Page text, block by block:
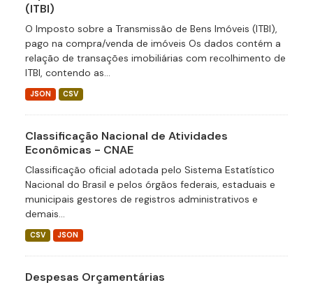
(ITBI)
O Imposto sobre a Transmissão de Bens Imóveis (ITBI),
pago na compra/venda de imóveis Os dados contém a
relação de transações imobiliárias com recolhimento de
ITBI, contendo as...
JSON CSV
Classificação Nacional de Atividades
Econômicas - CNAE
Classificação oficial adotada pelo Sistema Estatístico
Nacional do Brasil e pelos órgãos federais, estaduais e
municipais gestores de registros administrativos e
demais...
CSV JSON
Despesas Orçamentárias